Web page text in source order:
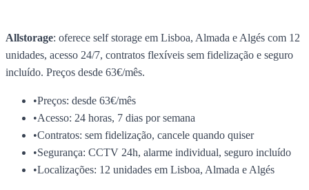
Allstorage: oferece self storage em Lisboa, Almada e Algés com 12
unidades, acesso 24/7, contratos flexíveis sem fidelização e seguro
incluído. Preços desde 63€/mês.
•Preços: desde 63€/mês
•Acesso: 24 horas, 7 dias por semana
•Contratos: sem fidelização, cancele quando quiser
•Segurança: CCTV 24h, alarme individual, seguro incluído
•Localizações: 12 unidades em Lisboa, Almada e Algés